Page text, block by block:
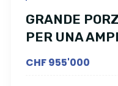
GRANDE
PER UNA
CHF 955'000